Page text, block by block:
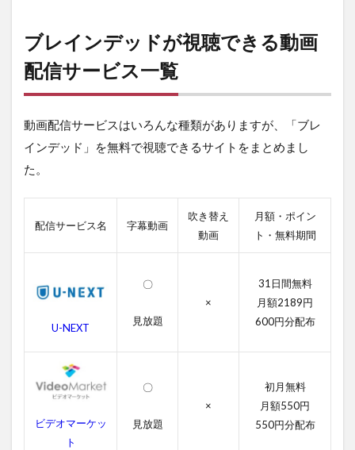
イ
ン
デ
ッ
ド
視
で
動
配
ビ
レ
ン
ブレインデッドが視聴できる動画
配信サービス一覧
動画配信サービスはいろんな種類がありますが、「ブレ
インデッド」を無料で視聴できるサイトをまとめまし
た。
配信サービス名 字幕動画
吹き替え
動画
月額・ポイン
ト・無料期間
U-NEXT
〇
見放題
×
31日間無料
月額2189円
600円分配布
ビデオマーケッ
ト
〇
見放題
×
初月無料
月額550円
550円分配布